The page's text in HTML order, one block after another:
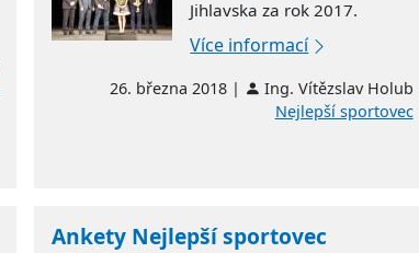
Jihlavska za rok 2017.
Více informací
26. března 2018 |
Ing. Vítězslav Holub
Nejlepší sportovec
Ankety Nejlepší sportovec